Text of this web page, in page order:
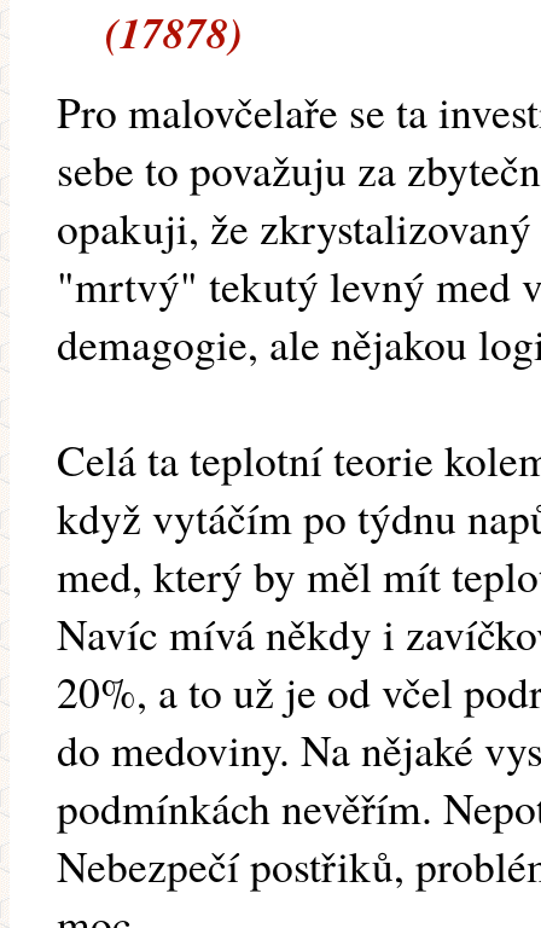
(17878)
Pro malovčelaře se ta
sebe to považuju za
opakuji, že
"mrtvý" tekutý levný med
demagogie, ale nějakou
Celá ta teplotní teorie
když vytáčím po týdnu
med, který by měl mít
Navíc mívá někdy i
20%, a to už je od včel
do medoviny. Na nějaké
podmínkách nevěřím.
Nebezpečí postřiků,